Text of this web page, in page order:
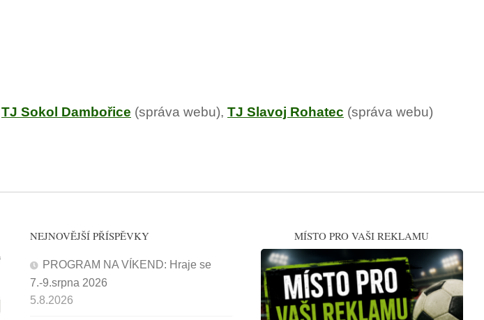
TJ Sokol Dambořice (správa webu), TJ Slavoj Rohatec (správa webu)
NEJNOVĚJŠÍ PŘÍSPĚVKY
PROGRAM NA VÍKEND: Hraje se
7.-9.srpna 2026
5.8.2026
MÍSTO PRO VAŠI REKLAMU